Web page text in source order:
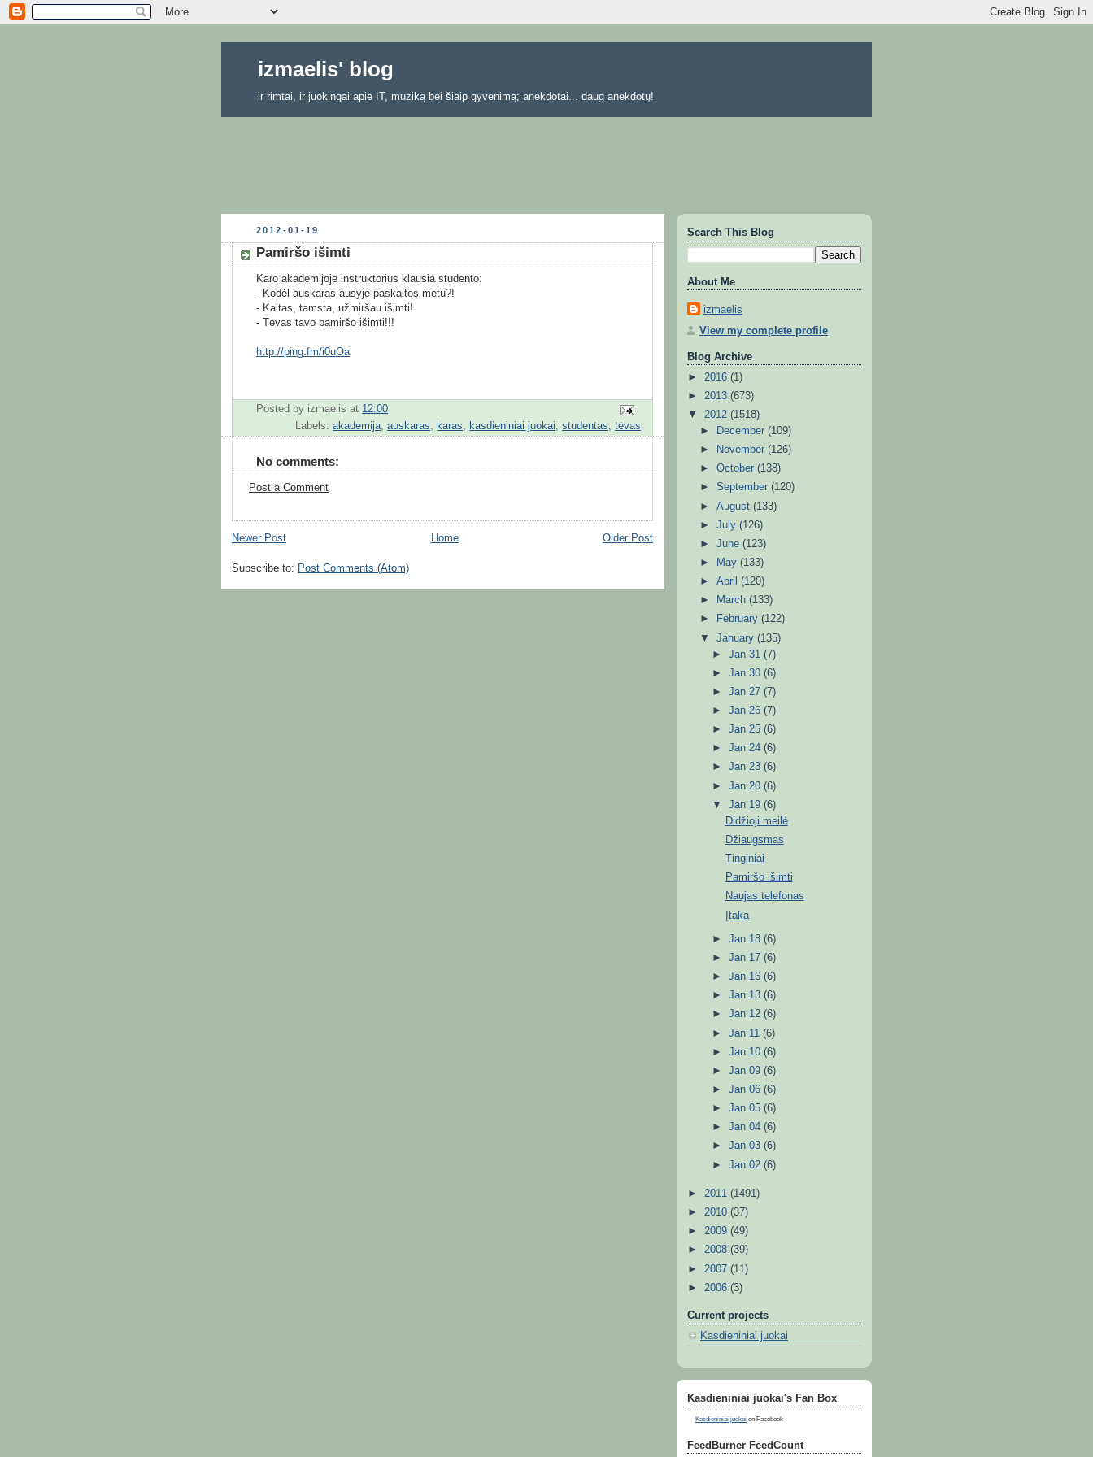
izmaelis' blog
ir rimtai, ir juokingai apie IT, muziką bei šiaip gyvenimą; anekdotai... daug anekdotų!
2012-01-19
Pamiršo išimti
Karo akademijoje instruktorius klausia studento:
- Kodėl auskaras ausyje paskaitos metu?!
- Kaltas, tamsta, užmiršau išimti!
- Tėvas tavo pamiršo išimti!!!
http://ping.fm/i0uOa
Posted by izmaelis at 12:00
Labels: akademija auskaras karas kasdieniniai juokai studentas tėvas
No comments:
Post a Comment
Newer Post Older Post
Home
Subscribe to: Post Comments (Atom)
Search This Blog
About Me
izmaelis
View my complete profile
Blog Archive
► 2016 (1)
► 2013 (673)
▼ 2012 (1518)
►
December(109)
►
November(126)
►October(138)
►September(120)
►August(133)
►July(126)
►June(123)
►
May(133)
►April(120)
►
March(133)
►
February(122)
▼January(135)
►Jan 31(7)
►Jan 30(6)
►Jan 27(7)
►Jan 26(7)
►Jan 25(6)
►Jan 24(6)
►Jan 23(6)
►Jan 20(6)
▼Jan 19(6)
Didžioji meilė
Džiaugsmas
Tinginiai
Pamiršo išimti
Naujas telefonas
Įtaka
►Jan 18(6)
►Jan 17(6)
►Jan 16(6)
►Jan 13(6)
►Jan 12(6)
►Jan 11(6)
►Jan 10(6)
►Jan 09(6)
►Jan 06(6)
►Jan 05(6)
►Jan 04(6)
►Jan 03(6)
►Jan 02(6)
► 2011 (1491)
► 2010 (37)
► 2009 (49)
► 2008 (39)
► 2007 (11)
► 2006 (3)
Current projects
Kasdieniniai juokai
Kasdieniniai juokai's Fan Box
Kasdieniniai juokai on Facebook
FeedBurner FeedCount